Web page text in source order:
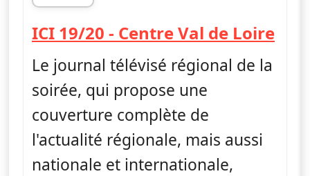
fin 19h48
ICI 19/20 - Centre Val de Loire—
Le journal télévisé régional de la
soirée, qui propose une
couverture complète de
l'actualité régionale, mais aussi
nationale et internationale,